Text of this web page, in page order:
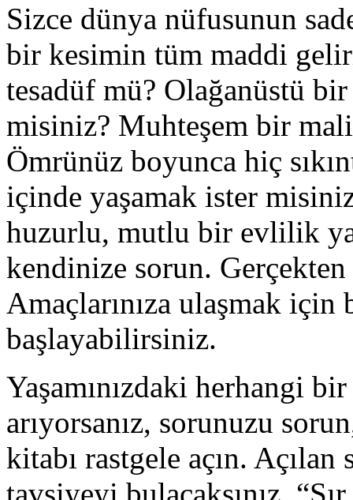
Sizce dünya nüfusunun
bir kesimin tüm maddi
tesadüf mü? Olağanüstü
misiniz? Muhteşem bir
Ömrünüz boyunca hiç
içinde yaşamak ister
huzurlu, mutlu bir evlilik
kendinize sorun.
Amaçlarınıza ulaşmak
başlayabilirsiniz.
Yaşamınızdaki herhangi
arıyorsanız, sorunuzu
kitabı rastgele açın. Açılan
tavsiyeyi bulacaksınız.